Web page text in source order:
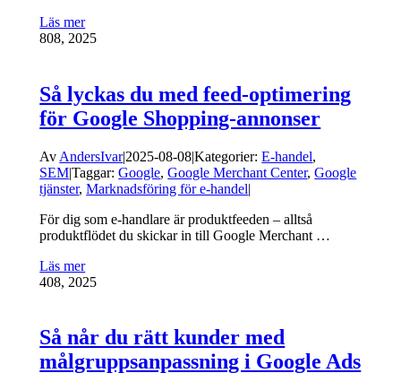
Läs mer
808, 2025
Så lyckas du med feed-optimering
för Google Shopping-annonser
Av AndersIvar|2025-08-08|Kategorier:E-handel,
SEM|Taggar:Google,Google Merchant Center,Google
tjänster,Marknadsföring för e-handel|
För dig som e-handlare är produktfeeden – alltså
produktflödet du skickar in till Google Merchant …
Läs mer
408, 2025
Så når du rätt kunder med
målgruppsanpassning i Google Ads